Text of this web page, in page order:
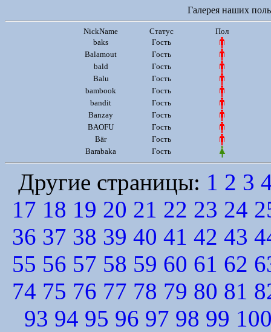
Галерея наших
NickName Статус
Пол
baks
Гость
Balamout
Гость
bald
Гость
Balu
Гость
bambook
Гость
bandit
Гость
Banzay
Гость
BAOFU
Гость
Bär
Гость
Barabaka
Гость
Другие страницы: 1 2 3
17 18 19 20 21 22 23 24
36 37 38 39 40 41 42 43
55 56 57 58 59 60 61 62
74 75 76 77 78 79 80 81
93 94 95 96 97 98 99